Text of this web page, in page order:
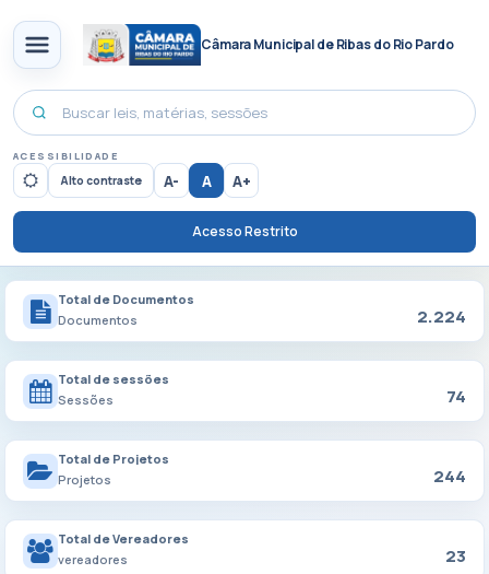
Câmara Municipal de Ribas do Rio Pardo
ACESSIBILIDADE
Alto contraste A- A A+
Acesso Restrito
Total de Documentos
Documentos
2.224
Total de sessões
Sessões
74
Total de Projetos
Projetos
244
Total de Vereadores
vereadores
23